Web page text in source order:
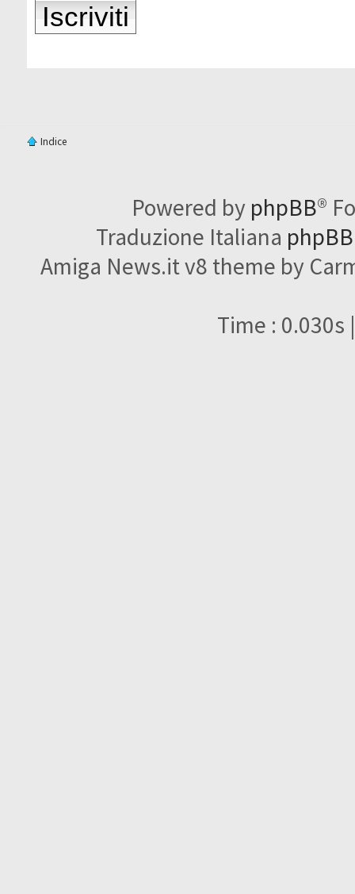
Iscriviti
Indice
Powered by phpBB®
Traduzione Italiana
Amiga News.it v8 theme by
Time : 0.030s